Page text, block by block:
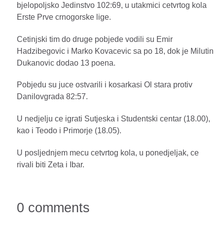
bjelopoljsko Jedinstvo 102:69, u utakmici cetvrtog kola
Erste Prve crnogorske lige.
Cetinjski tim do druge pobjede vodili su Emir
Hadzibegovic i Marko Kovacevic sa po 18, dok je Milutin
Dukanovic dodao 13 poena.
Pobjedu su juce ostvarili i kosarkasi Ol stara protiv
Danilovgrada 82:57.
U nedjelju ce igrati Sutjeska i Studentski centar (18.00),
kao i Teodo i Primorje (18.05).
U posljednjem mecu cetvrtog kola, u ponedjeljak, ce
rivali biti Zeta i Ibar.
0 comments